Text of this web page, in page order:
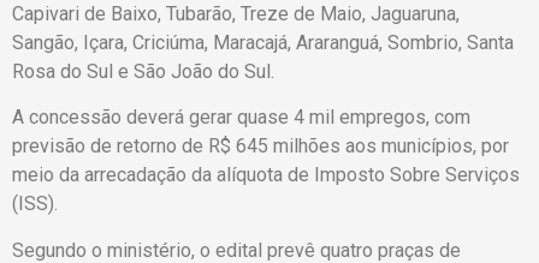
Capivari de Baixo, Tubarão, Treze de Maio, Jaguaruna,
Sangão, Içara, Criciúma, Maracajá, Araranguá, Sombrio, Santa
Rosa do Sul e São João do Sul.
A concessão deverá gerar quase 4 mil empregos, com
previsão de retorno de R$ 645 milhões aos municípios, por
meio da arrecadação da alíquota de Imposto Sobre Serviços
(ISS).
Segundo o ministério, o edital prevê quatro praças de